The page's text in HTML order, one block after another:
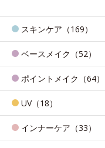
スキンケア（169）
ベースメイク（52）
ポイントメイク（64）
UV（18）
インナーケア（33）